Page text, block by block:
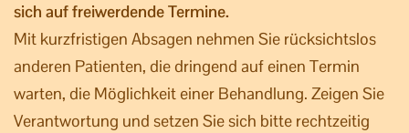
sich auf freiwerdende Termine.
Mit kurzfristigen Absagen nehmen Sie rücksichtslos
anderen Patienten, die dringend auf einen Termin
warten, die Möglichkeit einer Behandlung. Zeigen Sie
Verantwortung und setzen Sie sich bitte rechtzeitig